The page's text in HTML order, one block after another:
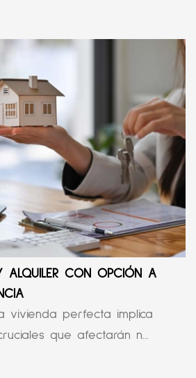
ALQUILER CON OPCIÓN A
vivienda perfecta implica
que afectarán n...